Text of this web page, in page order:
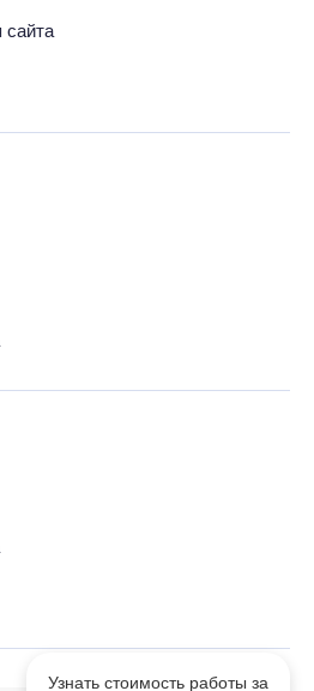
Узнать стоимость работы за
сайта